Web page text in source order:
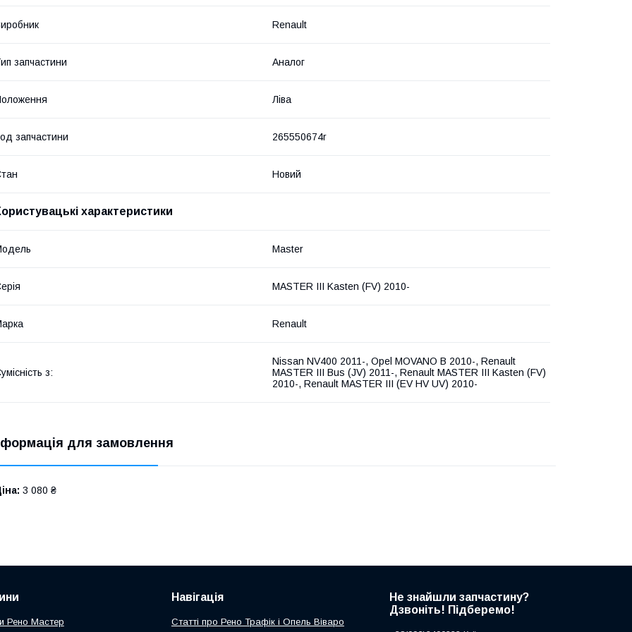
Renault
запчастини Аналог
Ліва
запчастини 265550674r
Новий
характеристики
Master
MASTER III Kasten (FV) 2010-
Renault
з:
Nissan NV400 2011-, Opel MOVANO B 2010-, Renault
MASTER III Bus (JV) 2011-, Renault MASTER III Kasten (FV)
2010-, Renault MASTER III (EV HV UV) 2010-
для замовлення
3 080 ₴
Рено Мастер
Навігація
Статті про Рено Трафік і Опель Віваро
Не знайшли запчастину?
Дзвоніть! Підберемо!